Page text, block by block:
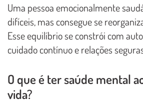
Uma pessoa emocionalmente
difíceis, mas consegue se
Esse equilíbrio se constrói com
cuidado contínuo e relações
O que é ter saúde mental
vida?